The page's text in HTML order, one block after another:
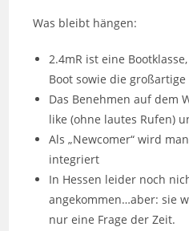
Was bleibt hängen:
2.4mR ist eine
Boot sowie die
Das Benehmen auf dem
like (ohne lautes Rufen)
Als „Newcomer“ wird
integriert
In Hessen leider noch
angekommen…aber: sie
nur eine Frage der Zeit.